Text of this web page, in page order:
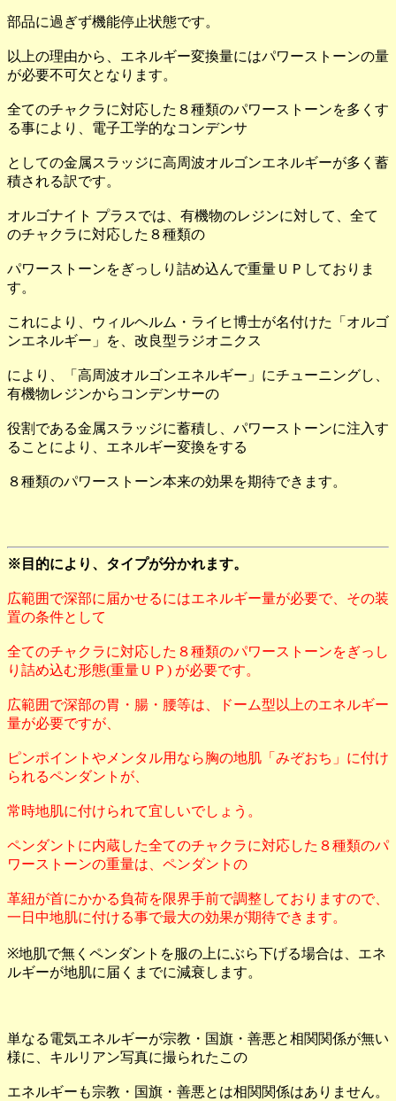
部品に過ぎず機能停止状態です。
以上の理由から、エネルギー変換量にはパワーストーンの量
が必要不可欠となります。
全てのチャクラに対応した８種類のパワーストーンを多くす
る事により、電子工学的なコンデンサ
としての金属スラッジに高周波オルゴンエネルギーが多く蓄
積される訳です。
オルゴナイト プラスでは、有機物のレジンに対して、全て
のチャクラに対応した８種類の
パワーストーンをぎっしり詰め込んで重量ＵＰしておりま
す。
これにより、ウィルヘルム・ライヒ博士が名付けた「オルゴ
ンエネルギー」を、改良型ラジオニクス
により、「高周波オルゴンエネルギー」にチューニングし、
有機物レジンからコンデンサーの
役割である金属スラッジに蓄積し、パワーストーンに注入す
ることにより、エネルギー変換をする
８種類のパワーストーン本来の効果を期待できます。
※目的により、タイプが分かれます。
広範囲で深部に届かせるにはエネルギー量が必要で、その装
置の条件として
全てのチャクラに対応した８種類のパワーストーンをぎっし
り詰め込む形態(重量ＵＰ) が必要です。
広範囲で深部の胃・腸・腰等は、ドーム型以上のエネルギー
量が必要ですが、
ピンポイントやメンタル用なら胸の地肌「みぞおち」に付け
られるペンダントが、
常時地肌に付けられて宜しいでしょう。
ペンダントに内蔵した全てのチャクラに対応した８種類のパ
ワーストーンの重量は、ペンダントの
革紐が首にかかる負荷を限界手前で調整しておりますので、
一日中地肌に付ける事で最大の効果が期待できます。
※地肌で無くペンダントを服の上にぶら下げる場合は、エネ
ルギーが地肌に届くまでに減衰します。
単なる電気エネルギーが宗教・国旗・善悪と相関関係が無い
様に、キルリアン写真に撮られたこの
エネルギーも宗教・国旗・善悪とは相関関係はありません。